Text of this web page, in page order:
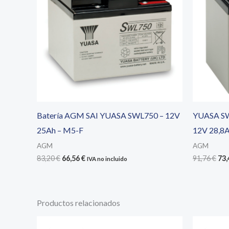
Batería AGM SAI YUASA SWL750 – 12V
25Ah – M5-F
AGM
83,20€ El
66,56€ElIVA no incluido
YUASA
12V
AGM
91,76€ El
Productos relacionados